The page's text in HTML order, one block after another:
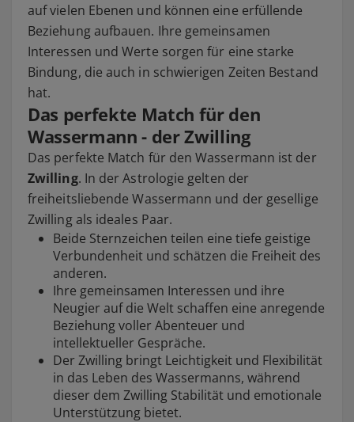
auf vielen Ebenen und können eine erfüllende
Beziehung aufbauen. Ihre gemeinsamen
Interessen und Werte sorgen für eine starke
Bindung, die auch in schwierigen Zeiten Bestand
hat.
Das perfekte Match für den
Wassermann - der Zwilling
Das perfekte Match für den Wassermann ist der
Zwilling. In der Astrologie gelten der
freiheitsliebende Wassermann und der gesellige
Zwilling als ideales Paar.
Beide Sternzeichen teilen eine tiefe geistige
Verbundenheit und schätzen die Freiheit des
anderen.
Ihre gemeinsamen Interessen und ihre
Neugier auf die Welt schaffen eine anregende
Beziehung voller Abenteuer und
intellektueller Gespräche.
Der Zwilling bringt Leichtigkeit und Flexibilität
in das Leben des Wassermanns, während
dieser dem Zwilling Stabilität und emotionale
Unterstützung bietet.